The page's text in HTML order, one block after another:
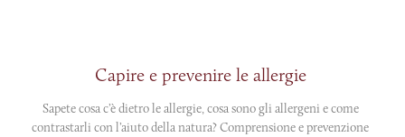
Capire e prevenire le allergie
Sapete cosa c’è dietro le allergie, cosa sono gli allergeni e come
contrastarli con l’aiuto della natura? Comprensione e prevenzione